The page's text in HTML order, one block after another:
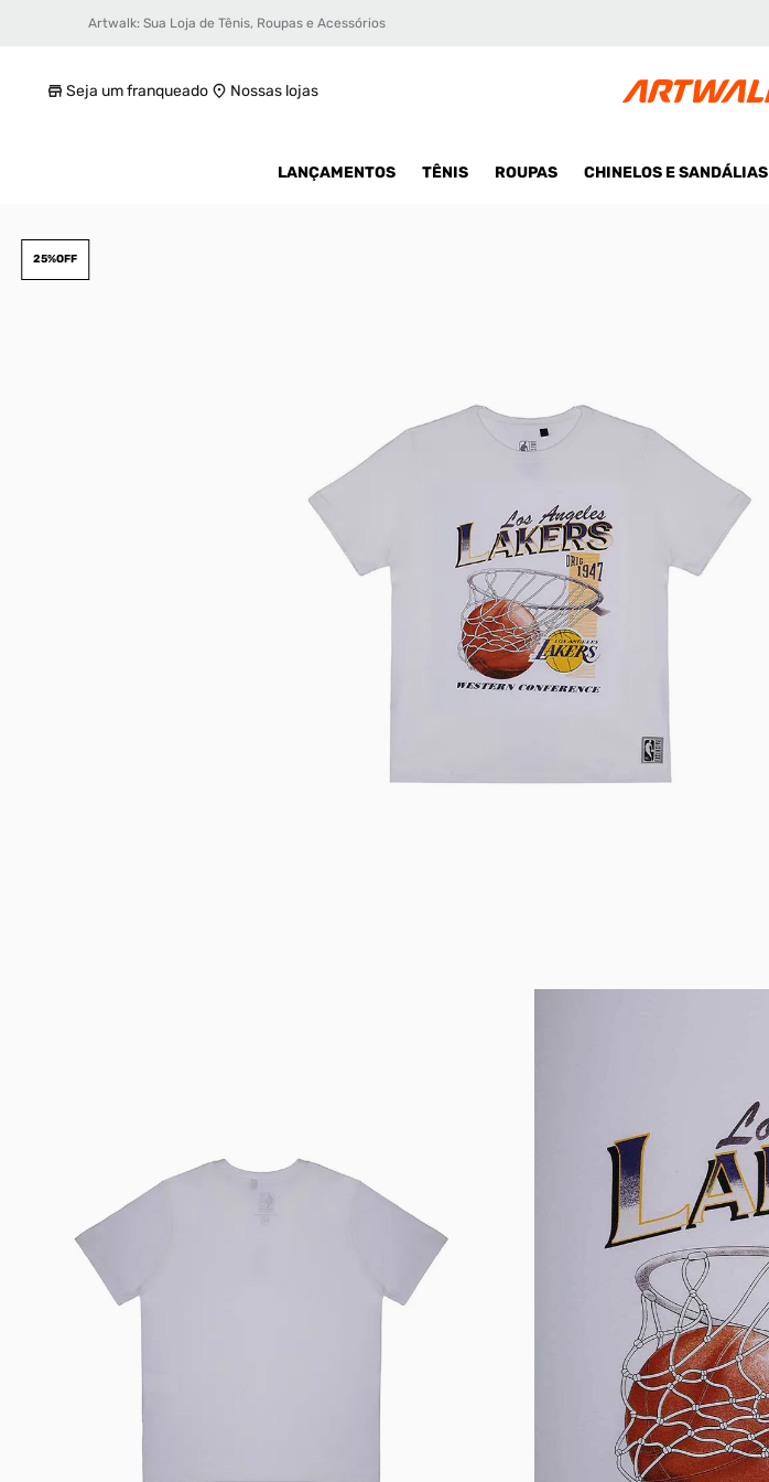
Artwalk: Sua Loja de Tênis, Roupas e Acessórios
Seja um franqueado Nossas lojas
LANÇAMENTOS TÊNIS ROUPAS CHINELOS E SANDÁLIAS
25%OFF
Camiseta Nba Los Angeles Lakers Infantil